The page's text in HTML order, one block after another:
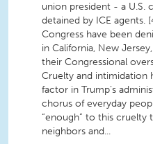
union president - a U.S.
detained by ICE agents.
Congress have been
in California, New
their Congressional
Cruelty and intimidation
factor in Trump’s
chorus of everyday
“enough” to this
neighbors and...